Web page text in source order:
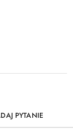
PYTANIE